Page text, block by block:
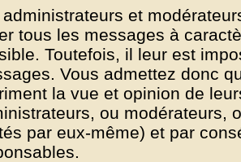
administrateurs et
tous les messages à
Toutefois, il leur est
Vous admettez donc
la vue et opinion de
ou modérateurs,
par eux-même) et par